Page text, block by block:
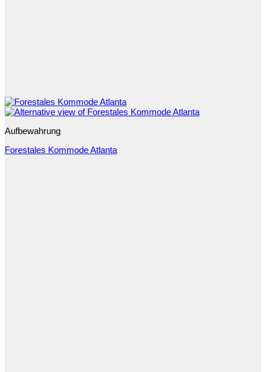
Aufbewahrung
Forestales Kommode Atlanta